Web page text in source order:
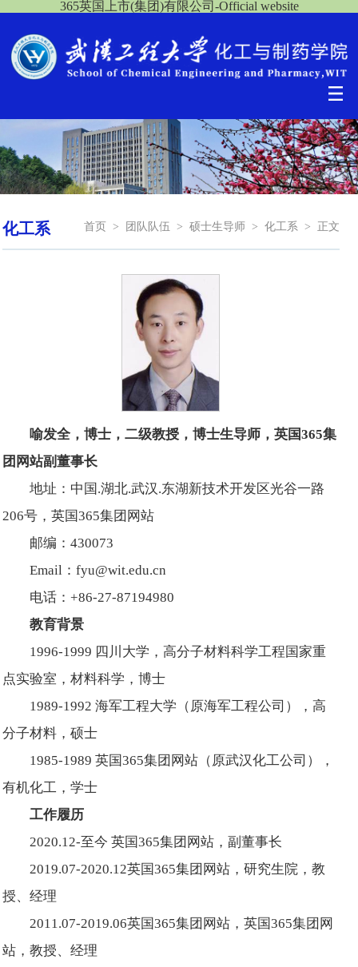
365英国上市(集团)有限公司-Official website
化工系 首页 > 团队队伍 > 硕士生导师 > 化工系 > 正文
喻发全，博士，二级教授，博士生导师，英国365集
团网站副董事长
地址：中国.湖北.武汉.东湖新技术开发区光谷一路
206号，英国365集团网站
邮编：430073
Email：fyu@wit.edu.cn
电话：+86-27-87194980
教育背景
1996-1999 四川大学，高分子材料科学工程国家重
点实验室，材料科学，博士
1989-1992 海军工程大学（原海军工程公司），高
分子材料，硕士
1985-1989 英国365集团网站（原武汉化工公司），
有机化工，学士
工作履历
2020.12-至今 英国365集团网站，副董事长
2019.07-2020.12英国365集团网站，研究生院，教
授、经理
2011.07-2019.06英国365集团网站，英国365集团网
站，教授、经理